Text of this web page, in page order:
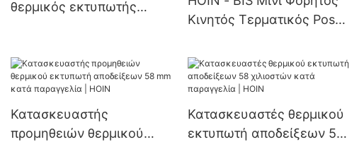
θερμικός εκτυπωτής
HOIN
Κινητός Τερματικός Pos
Εκτυπωτής Αποδείξεων
Φορητός θερμικός
εκτυπωτής 58mm
Κατασκευαστής
προμηθειών θερμικού
Κατασκευαστές θερμικού
εκτυπωτή αποδείξεων 58